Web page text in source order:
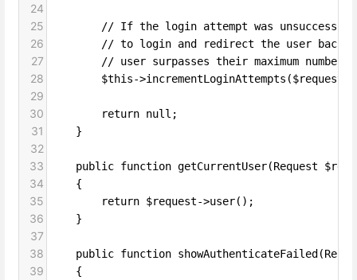
24
25
// If the login attempt was
26
// to login and redirect the user back
27
// user surpasses their maximum number
28
        $this->incrementLoginAttempts($request);
29
30
        return null;
31
    }
32
33
public function getCurrentUser(Request
34
    {
35
        return $request->user();
36
    }
37
38
public function
39
    {